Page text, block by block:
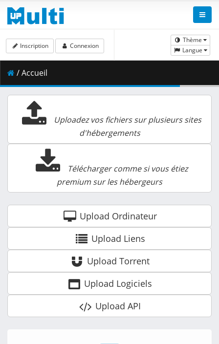
Thème
Langue
Inscription Connexion
/ Accueil
Uploadez vos fichiers sur plusieurs sites
d'hébergements
Télécharger comme si vous étiez
premium sur les hébergeurs
Upload Ordinateur
Upload Liens
Upload Torrent
Upload Logiciels
Upload API